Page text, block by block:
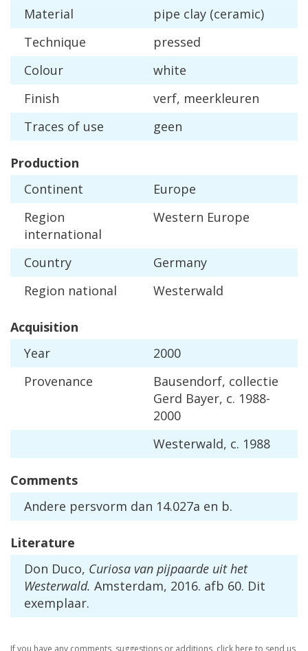
Material
pipe clay (ceramic)
Technique
pressed
Colour
white
Finish
verf, meerkleuren
Traces of use geen
Production
Continent
Europe
Region
international
Western Europe
Country
Germany
Region national Westerwald
Acquisition
Year
2000
Provenance
Bausendorf, collectie
Gerd Bayer, c. 1988-
2000
Westerwald, c. 1988
Comments
Andere persvorm dan 14.027a en b.
Literature
Don Duco, Curiosa van pijpaarde uit het
Westerwald. Amsterdam, 2016. afb 60. Dit
exemplaar.
Ifyou have any comments suggestions or additions click here to send us